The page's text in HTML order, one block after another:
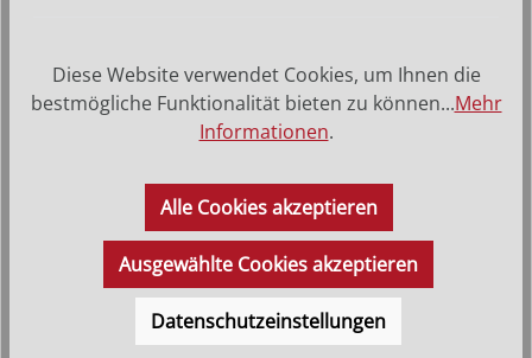
Schaf grasend rechts
Diese Website verwendet Cookies, um Ihnen die
bestmögliche Funktionalität bieten zu können...Mehr
Informationen.
Alle Cookies akzeptieren
Ausgewählte Cookies akzeptieren
Datenschutzeinstellungen